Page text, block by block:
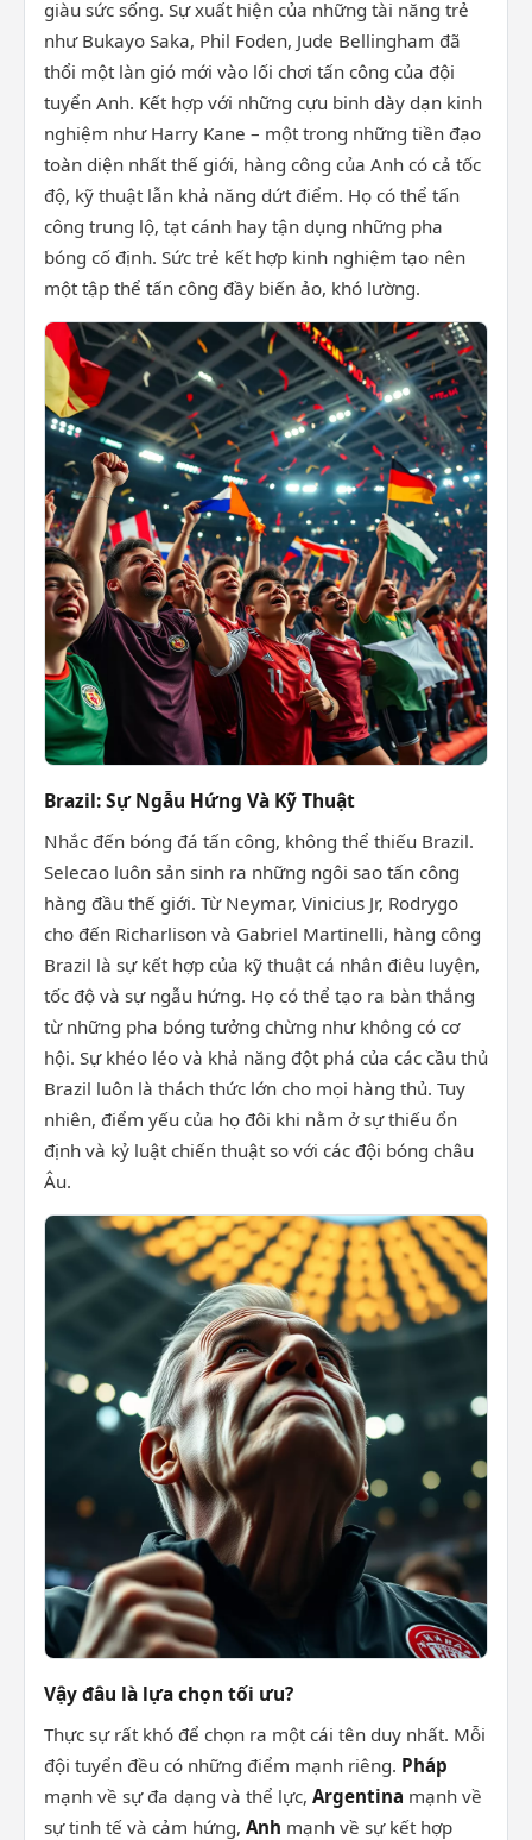
giàu sức sống. Sự xuất hiện của những tài năng trẻ
như Bukayo Saka, Phil Foden, Jude Bellingham đã
thổi một làn gió mới vào lối chơi tấn công của đội
tuyển Anh. Kết hợp với những cựu binh dày dạn kinh
nghiệm như Harry Kane – một trong những tiền đạo
toàn diện nhất thế giới, hàng công của Anh có cả tốc
độ, kỹ thuật lẫn khả năng dứt điểm. Họ có thể tấn
công trung lộ, tạt cánh hay tận dụng những pha
bóng cố định. Sức trẻ kết hợp kinh nghiệm tạo nên
một tập thể tấn công đầy biến ảo, khó lường.
Brazil: Sự Ngẫu Hứng Và Kỹ Thuật
Nhắc đến bóng đá tấn công, không thể thiếu Brazil.
Selecao luôn sản sinh ra những ngôi sao tấn công
hàng đầu thế giới. Từ Neymar, Vinicius Jr, Rodrygo
cho đến Richarlison và Gabriel Martinelli, hàng công
Brazil là sự kết hợp của kỹ thuật cá nhân điêu luyện,
tốc độ và sự ngẫu hứng. Họ có thể tạo ra bàn thắng
từ những pha bóng tưởng chừng như không có cơ
hội. Sự khéo léo và khả năng đột phá của các cầu thủ
Brazil luôn là thách thức lớn cho mọi hàng thủ. Tuy
nhiên, điểm yếu của họ đôi khi nằm ở sự thiếu ổn
định và kỷ luật chiến thuật so với các đội bóng châu
Âu.
Vậy đâu là lựa chọn tối ưu?
Thực sự rất khó để chọn ra một cái tên duy nhất. Mỗi
đội tuyển đều có những điểm mạnh riêng. Pháp
mạnh về sự đa dạng và thể lực, Argentina mạnh về
sự tinh tế và cảm hứng, Anh mạnh về sự kết hợp